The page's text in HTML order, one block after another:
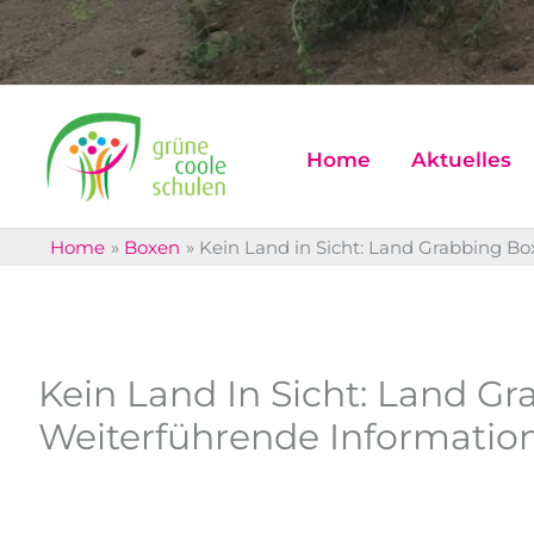
Home Aktuelles
Home Boxen Kein Land in Sicht: Land Grabbing
Kein Land In Sicht: Land
Weiterführende